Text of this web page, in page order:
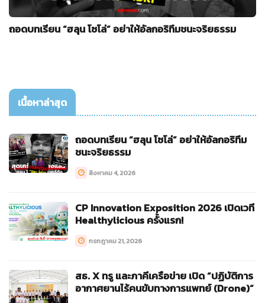
ถอดบทเรียน “ฮลุน โซโล่” อย่าให้อัลกอริทึมชนะจริยธรรม
เนื้อหาล่าสุด
ถอดบทเรียน “ฮลุน โซโล่” อย่าให้อัลกอริทึม
ชนะจริยธรรม
สิงหาคม 4, 2026
CP Innovation Exposition 2026 เปิดเวที
Healthylicious ครั้งแรก!
กรกฎาคม 21, 2026
สธ. X ทรู และภาคีเครือข่าย เปิด “ปฏิบัติการ
อากาศยานไร้คนขับทางการแพทย์ (Drone)”